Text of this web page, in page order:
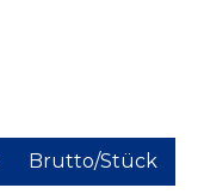
Brutto/Stück